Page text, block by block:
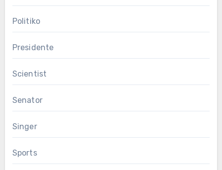
Politiko
Presidente
Scientist
Senator
Singer
Sports